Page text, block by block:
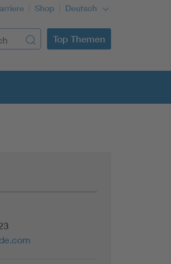
Shop Deutsch
Top Themen
technology ICT